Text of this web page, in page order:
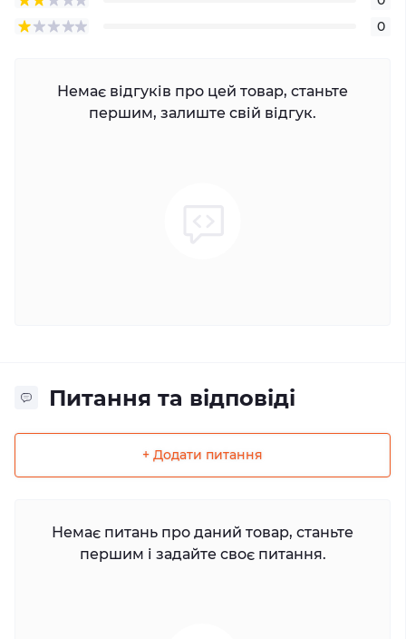
0
Немає відгуків про цей товар, станьте
першим, залиште свій відгук.
Питання та відповіді
+ Додати питання
Немає питань про даний товар, станьте
першим і задайте своє питання.